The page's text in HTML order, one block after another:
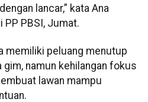
lancar,” kata Ana
PP PBSI, Jumat.
memiliki peluang menutup
gim, namun kehilangan fokus
lawan mampu